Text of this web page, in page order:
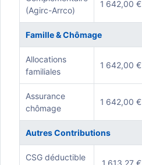
(Agirc-Arrco)
1 642,00 €
Famille & Chômage
Allocations
familiales
1 642,00 €
Assurance
chômage
1 642,00 €
Autres Contributions
CSG déductible
1 613,27 €